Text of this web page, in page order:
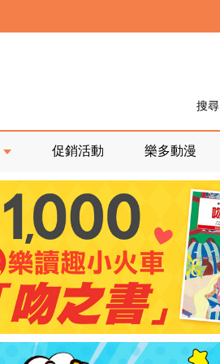
搜尋
促銷活動 樂多動漫